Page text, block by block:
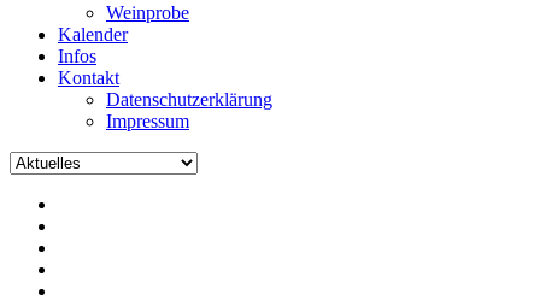
Weinprobe
Kalender
Infos
Kontakt
Datenschutzerklärung
Impressum